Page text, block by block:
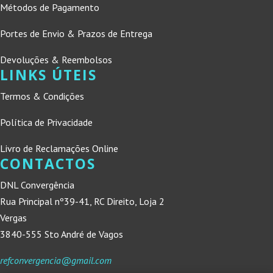
Métodos de Pagamento
Portes de Envio & Prazos de Entrega
Devoluções & Reembolsos
LINKS ÚTEIS
Termos & Condições
Política de Privacidade
Livro de Reclamações Online
CONTACTOS
DNL Convergência
Rua Principal nº39-41, RC Direito, Loja 2
Vergas
3840-555 Sto André de Vagos
refconvergencia@gmail.com